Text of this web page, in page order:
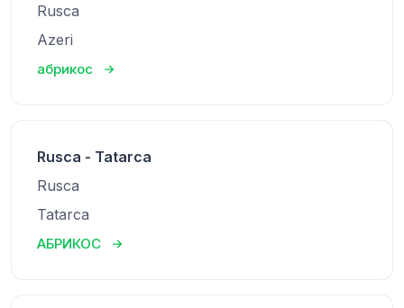
Rusca
Azeri
абрикос
Rusca - Tatarca
Rusca
Tatarca
АБРИКОС